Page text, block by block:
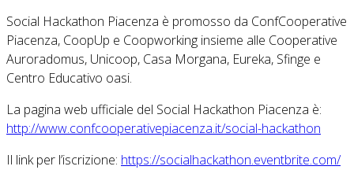
Social Hackathon Piacenza è promosso da ConfCooperative
Piacenza, CoopUp e Coopworking insieme alle Cooperative
Auroradomus, Unicoop, Casa Morgana, Eureka, Sfinge e
Centro Educativo oasi.
La pagina web ufficiale del Social Hackathon Piacenza è:
http://www.confcooperativepiacenza.it/social-hackathon
Il link per l’iscrizione: https://socialhackathon.eventbrite.com/